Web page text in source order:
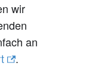
wir
an
.